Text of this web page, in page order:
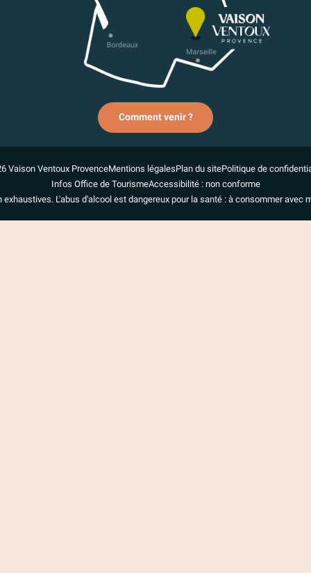
Comment venir ?
Vaison Ventoux ProvenceMentions légalesPlan du sitePolitique de
Infos Office de TourismeAccessibilité : non conforme
exhaustives. L'abus d'alcool est dangereux pour la santé : à consommer avec